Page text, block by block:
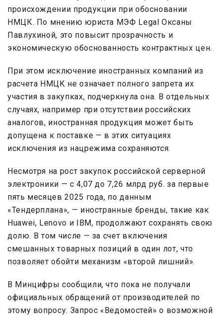
происхождении продукции при обосновании
НМЦК. По мнению юриста МЭФ Legal Оксаны
Павлухиной, это повысит прозрачность и
экономическую обоснованность контрактных цен.
При этом исключение иностранных компаний из
расчета НМЦК не означает полного запрета их
участия в закупках, подчеркнула она. В отдельных
случаях, например при отсутствии российских
аналогов, иностранная продукция может быть
допущена к поставке — в этих ситуациях
исключения из нацрежима сохраняются.
Несмотря на рост закупок российской серверной
электроники — с 4,07 до 7,26 млрд руб. за первые
пять месяцев 2025 года, по данным
«Тендерплана», — иностранные бренды, такие как
Huawei, Lenovo и IBM, продолжают сохранять свою
долю. В том числе — за счет включения
смешанных товарных позиций в один лот, что
позволяет обойти механизм «второй лишний».
В Минцифры сообщили, что пока не получали
официальных обращений от производителей по
этому вопросу. Запрос «Ведомостей» о возможной